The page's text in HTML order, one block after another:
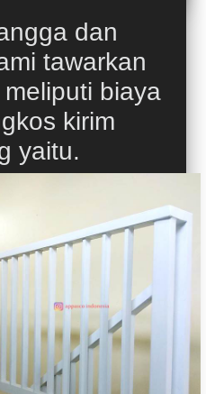
dan
tawarkan
biaya
kirim
yaitu.